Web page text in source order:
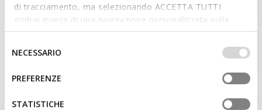
di tracciamento, ma selezionando ACCETTA TUTTI
godrai invece di una navigazione personalizzata sulla
base dei tuoi gusti ed interessi. Selezionando
IMPOSTAZIONI potrai anche scegliere quali cookies ed
altri strumenti di tracciamento autorizzare. Per maggiori
informazioni o per modificare in qualsiasi momento le
tue impostazioni, visita la nostra
del
consenso
NECESSARIO
PREFERENZE
STATISTICHE